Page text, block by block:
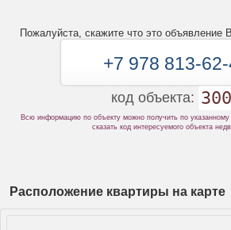
Пожалуйста, скажите что это объявление
+7 978 813-
код объекта:
Всю информацию по объекту можно получить по указанному
сказать код интересуемого объекта
Расположение квартиры на карте